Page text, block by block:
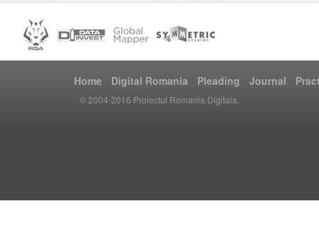
Home Digital Romania Pleading Journal
© 2004-2016 Proiectul Romania Digitala.